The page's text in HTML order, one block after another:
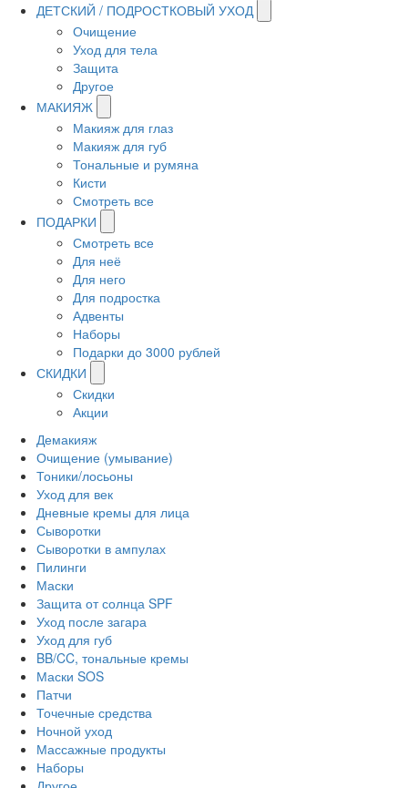
ДЕТСКИЙ / ПОДРОСТКОВЫЙ УХОД
Очищение
Уход для тела
Защита
Другое
МАКИЯЖ
Макияж для глаз
Макияж для губ
Тональные и румяна
Кисти
Смотреть все
ПОДАРКИ
Смотреть все
Для неё
Для него
Для подростка
Адвенты
Наборы
Подарки до 3000 рублей
СКИДКИ
Скидки
Акции
Демакияж
Очищение (умывание)
Тоники/лосьоны
Уход для век
Дневные кремы для лица
Сыворотки
Сыворотки в ампулах
Пилинги
Маски
Защита от солнца SPF
Уход после загара
Уход для губ
BB/CC, тональные кремы
Маски SOS
Патчи
Точечные средства
Ночной уход
Массажные продукты
Наборы